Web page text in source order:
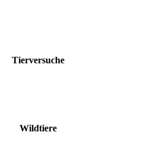
Tierversuche
Wildtiere